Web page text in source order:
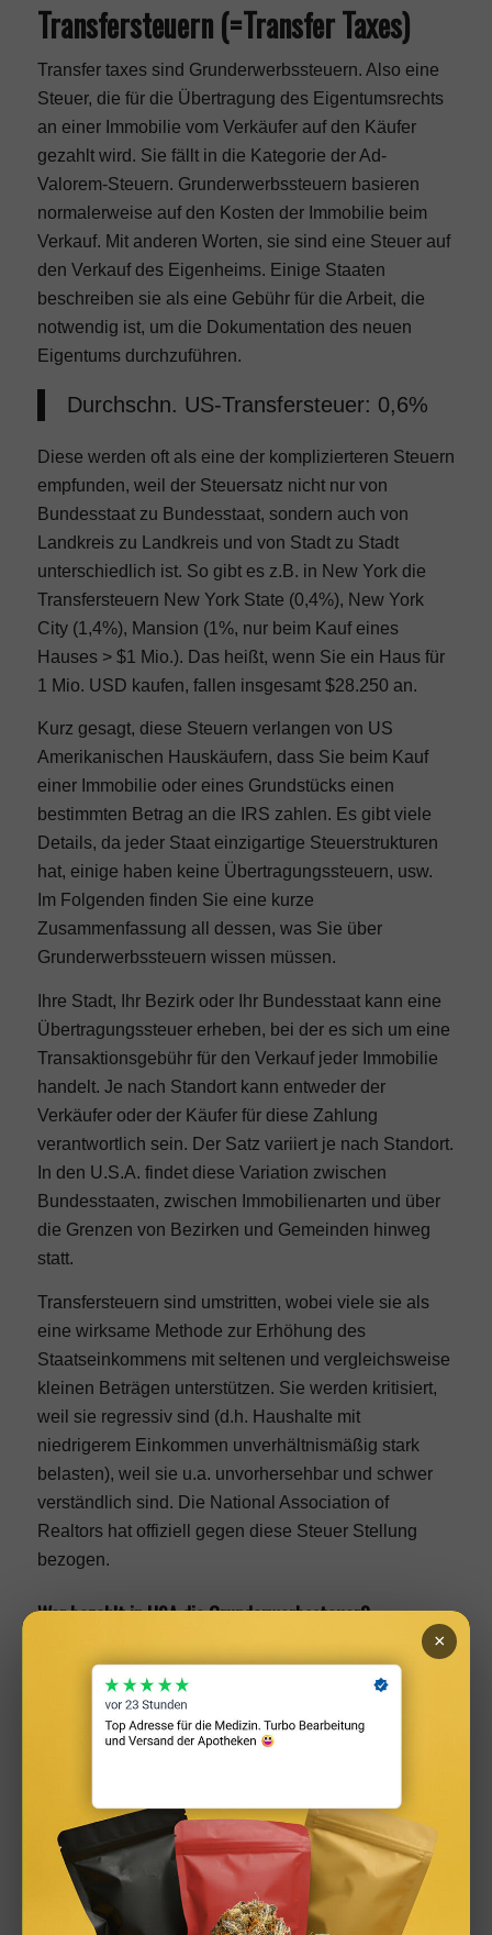
Transfersteuern (=Transfer Taxes)
Transfer taxes sind Grunderwerbssteuern. Also eine
Steuer, die für die Übertragung des Eigentumsrechts
an einer Immobilie vom Verkäufer auf den Käufer
gezahlt wird. Sie fällt in die Kategorie der Ad-
Valorem-Steuern. Grunderwerbssteuern basieren
normalerweise auf den Kosten der Immobilie beim
Verkauf. Mit anderen Worten, sie sind eine Steuer auf
den Verkauf des Eigenheims. Einige Staaten
beschreiben sie als eine Gebühr für die Arbeit, die
notwendig ist, um die Dokumentation des neuen
Eigentums durchzuführen.
Durchschn. US-Transfersteuer: 0,6%
Diese werden oft als eine der komplizierteren Steuern
empfunden, weil der Steuersatz nicht nur von
Bundesstaat zu Bundesstaat, sondern auch von
Landkreis zu Landkreis und von Stadt zu Stadt
unterschiedlich ist. So gibt es z.B. in New York die
Transfersteuern New York State (0,4%), New York
City (1,4%), Mansion (1%, nur beim Kauf eines
Hauses > $1 Mio.). Das heißt, wenn Sie ein Haus für
1 Mio. USD kaufen, fallen insgesamt $28.250 an.
Kurz gesagt, diese Steuern verlangen von US
Amerikanischen Hauskäufern, dass Sie beim Kauf
einer Immobilie oder eines Grundstücks einen
bestimmten Betrag an die IRS zahlen. Es gibt viele
Details, da jeder Staat einzigartige Steuerstrukturen
hat, einige haben keine Übertragungssteuern, usw.
Im Folgenden finden Sie eine kurze
Zusammenfassung all dessen, was Sie über
Grunderwerbssteuern wissen müssen.
Ihre Stadt, Ihr Bezirk oder Ihr Bundesstaat kann eine
Übertragungssteuer erheben, bei der es sich um eine
Transaktionsgebühr für den Verkauf jeder Immobilie
handelt. Je nach Standort kann entweder der
Verkäufer oder der Käufer für diese Zahlung
verantwortlich sein. Der Satz variiert je nach Standort.
In den U.S.A. findet diese Variation zwischen
Bundesstaaten, zwischen Immobilienarten und über
die Grenzen von Bezirken und Gemeinden hinweg
statt.
Transfersteuern sind umstritten, wobei viele sie als
eine wirksame Methode zur Erhöhung des
Staatseinkommens mit seltenen und vergleichsweise
kleinen Beträgen unterstützen. Sie werden kritisiert,
weil sie regressiv sind (d.h. Haushalte mit
niedrigerem Einkommen unverhältnismäßig stark
belasten), weil sie u.a. unvorhersehbar und schwer
verständlich sind. Die National Association of
Realtors hat offiziell gegen diese Steuer Stellung
bezogen.
Wer bezahlt in USA die Grunderwerbssteuer?
In den meisten Fällen ist es üblich, dass der
Verkäufer die Grunderwerbsteuer zahlt.
Nichtsdestotrotz wird diese Zahl oft Teil des
Verhandlungsprozesses. Da es kein Gesetz gibt, das
von der Zahlung einer Grunderwerbssteuer befreit ist,
ist der Käufer gezwungen, diese zu entrichten.
Manchmal, wie z.B. in Washington DC, wird die
Steuer zwischen Verkäufer und Käufer 50/50 geteilt.
×